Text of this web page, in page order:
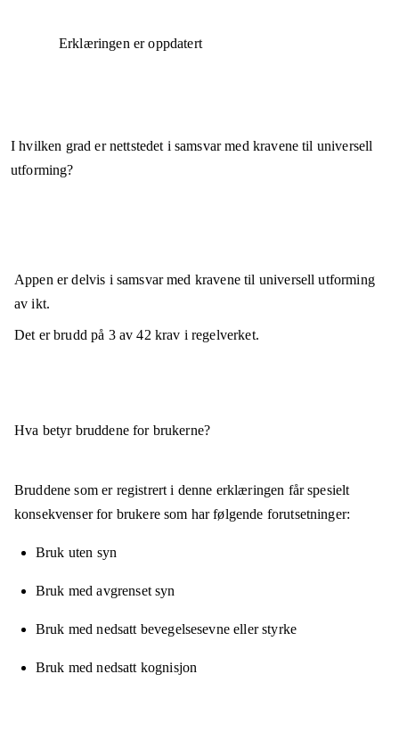
Erklæringen er oppdatert
I hvilken grad er nettstedet i samsvar med kravene til universell
utforming?
Appen erdelvis i samsvarmed kravene til universell utforming
av ikt.
Det er brudd på 3av42krav i regelverket.
Hva betyr bruddene for brukerne?
Bruddene som er registrert i denne erklæringen får spesielt
konsekvenser for brukere som har følgende forutsetninger:
Bruk uten syn
Bruk med avgrenset syn
Bruk med nedsatt bevegelsesevne eller styrke
Bruk med nedsatt kognisjon